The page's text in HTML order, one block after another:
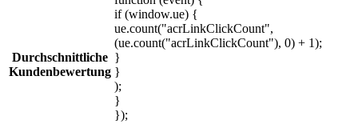
Durchschnittliche
Kundenbewertung
if (window.ue) {
ue.count("acrLinkClickCount",
(ue.count("acrLinkClickCount"), 0) + 1);
}
}
);
}
});